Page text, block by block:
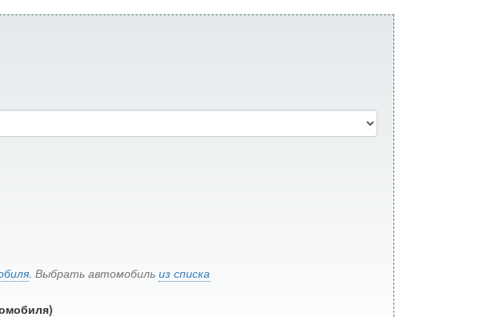
. Выбрать автомобиль из списка